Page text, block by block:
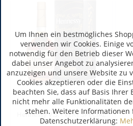
Cognac | Frankreich
Hennessy V.S. - VERY SPECIAL
Um Ihnen ein bestmögliches
verwenden wir Cookies. Einige
notwendig für den Betrieb dieser
dabei unser Angebot zu
anzuzeigen und unsere Website zu
Cookies akzeptieren oder die
beachten Sie, dass auf Basis
nicht mehr alle Funktionalitäten
stehen. Weitere Informationen
Datenschutzerklärung: